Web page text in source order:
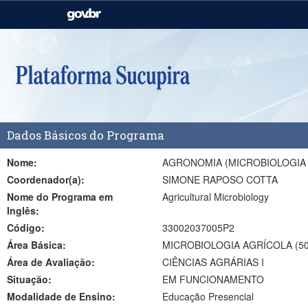
Casa Civil
Pecuária e Abastecimento
Dados Básicos do Programa
Nome:
AGRONOMIA
Coordenador(a):
SIMONE RAPOSO COTTA
Nome do Programa em
Inglês:
Agricultural Microbiology
Código:
33002037005P2
Área Básica:
MICROBIOLOGIA AGRÍCOLA
Área de Avaliação:
CIÊNCIAS AGRÁRIAS I
Situação:
EM FUNCIONAMENTO
Modalidade de Ensino:
Educação Presencial